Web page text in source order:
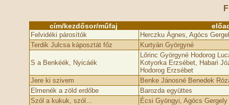
cím/kezdősor/műfaj
Felvidéki párosítók
Herczku Ágnes, Agócs
Terdik Julcsa káposztát főz
Kurtyán Györgyné
S a Benkéék, Nyicáék
Lőrinc Györgyné Hodorog
Kotyorka Erzsébet, Habari
Hodorog Erzsébet
Jere ki szivem
Benke Jánosné Benedek
Elmenék a zöld erdőbe
Barozda együttes
Szól a kukuk, szól…
Écsi Gyöngyi, Agócs Gergely